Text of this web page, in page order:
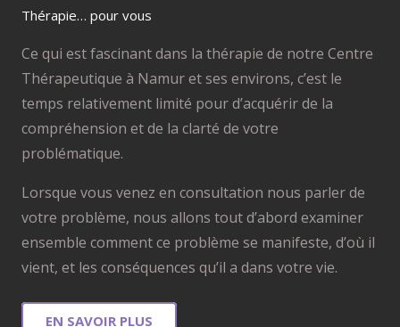
Thérapie… pour vous
Ce qui est fascinant dans la thérapie de notre Centre
Thérapeutique à Namur et ses environs, c’est le
temps relativement limité pour d’acquérir de la
compréhension et de la clarté de votre
problématique.
Lorsque vous venez en consultation nous parler de
votre problème, nous allons tout d’abord examiner
ensemble comment ce problème se manifeste, d’où il
vient, et les conséquences qu’il a dans votre vie.
EN SAVOIR PLUS